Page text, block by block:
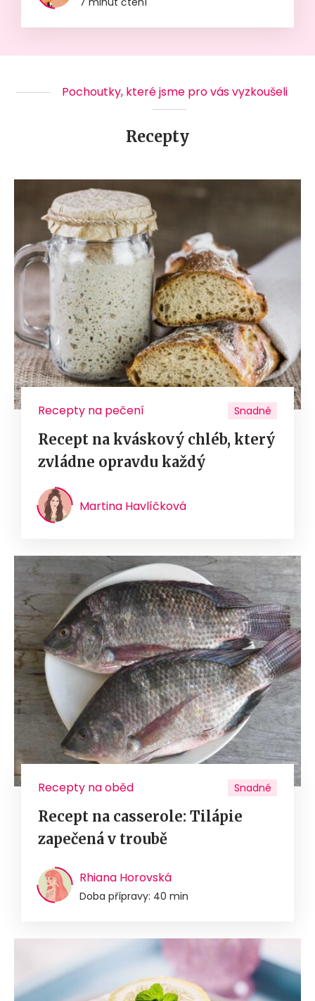
Pochoutky, které jsme pro vás vyzkoušeli
Recepty
Recepty na pečení Snadné
Recept na kváskový chléb, který
zvládne opravdu každý
Martina Havlíčková
Recepty na oběd Snadné
Recept na casserole: Tilápie
zapečená v troubě
Rhiana Horovská
Doba přípravy: 40 min